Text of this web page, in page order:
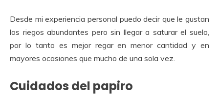
Desde mi experiencia personal puedo decir que le gustan
los riegos abundantes pero sin llegar a saturar el suelo,
por lo tanto es mejor regar en menor cantidad y en
mayores ocasiones que mucho de una sola vez.
Cuidados del papiro